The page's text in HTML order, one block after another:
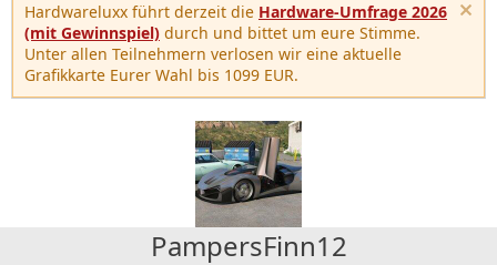
Hardwareluxx führt derzeit die Hardware-Umfrage 2026
(mit Gewinnspiel) durch und bittet um eure Stimme.
Unter allen Teilnehmern verlosen wir eine aktuelle
Grafikkarte Eurer Wahl bis 1099 EUR.
PampersFinn12